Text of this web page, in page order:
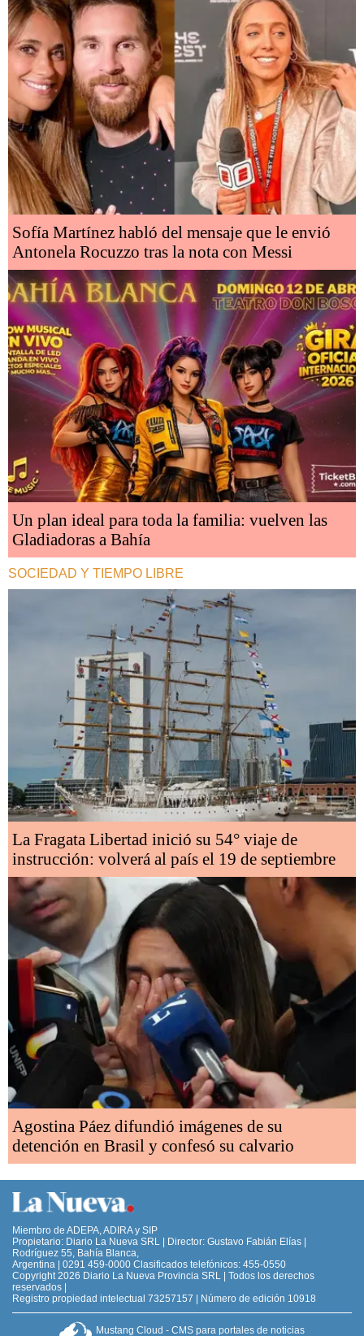
Sofía Martínez habló del mensaje que le envió
Antonela Rocuzzo tras la nota con Messi
Un plan ideal para toda la familia: vuelven las
Gladiadoras a Bahía
SOCIEDAD Y TIEMPO LIBRE
La Fragata Libertad inició su 54° viaje de
instrucción: volverá al país el 19 de septiembre
Agostina Páez difundió imágenes de su
detención en Brasil y confesó su calvario
Miembro de ADEPA, ADIRA y SIP
Propietario: Diario La Nueva SRL | Director: Gustavo Fabián Elías |
Rodríguez 55, Bahía Blanca,
Argentina | 0291 459-0000 Clasificados telefónicos: 455-0550
Copyright 2026 Diario La Nueva Provincia SRL | Todos los derechos
reservados |
Registro propiedad intelectual 73257157 | Número de edición 10918
Mustang Cloud - CMS para portales de noticias